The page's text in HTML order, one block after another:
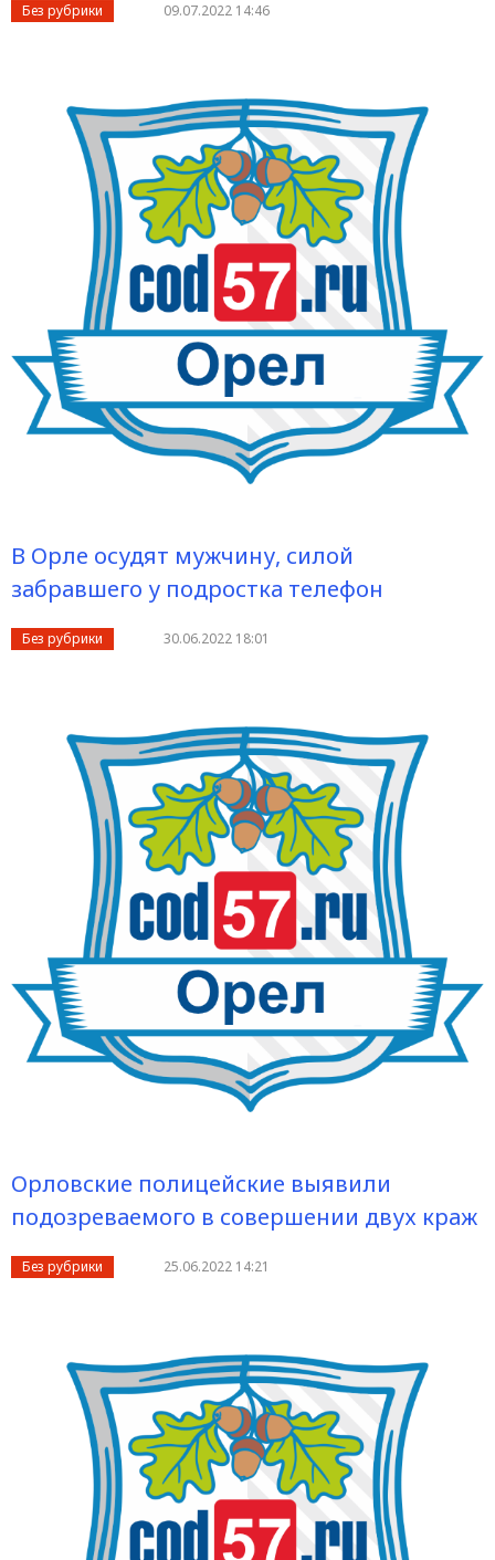
Без рубрики 09.07.2022 14:46
В Орле осудят мужчину, силой
забравшего у подростка телефон
Без рубрики 30.06.2022 18:01
Орловские полицейские выявили
подозреваемого в совершении двух краж
Без рубрики 25.06.2022 14:21